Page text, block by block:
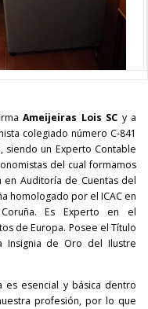
Ameijeiras Lois SC y a
colegiado número C-841
siendo un Experto Contable
del cual formamos
en Auditoría de Cuentas del
homologado por el ICAC en
Es Experto en el
de Europa. Posee el Título
de Oro del Ilustre
es esencial y básica dentro
profesión, por lo que